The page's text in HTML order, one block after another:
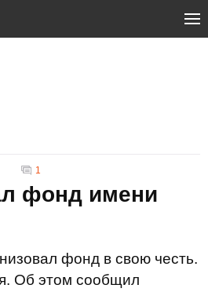
1
фонд имени
фонд в свою честь.
Об этом сообщил